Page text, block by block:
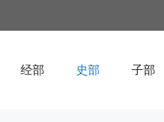
经部 史部 子部